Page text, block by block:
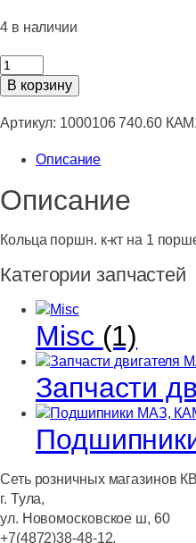
4 в наличии
Количество
товара
поршн.
1
3мм.
ЕВРО-3,4
КАМАЗ-
Federal
Mogul
В корзину
Артикул: 1000106 740.60
Описание
Описание
Кольца поршн. к-кт на 1
Категории запчастей
Misc (1)
Запчасти
Сеть розничных магазинов
г. Тула,
ул. Новомосковское ш, 60
+7(4872)38-48-12,